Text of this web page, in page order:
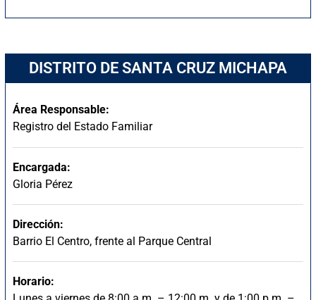
DISTRITO DE SANTA CRUZ MICHAPA
Área Responsable:
Registro del Estado Familiar
Encargada:
Gloria Pérez
Dirección:
Barrio El Centro, frente al Parque Central
Horario: